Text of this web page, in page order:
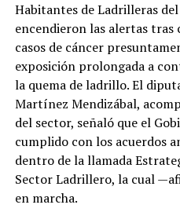
Habitantes de Ladrilleras
encendieron las alertas tras
casos de cáncer
exposición prolongada a
la quema de ladrillo. El
Martínez Mendizábal,
del sector, señaló que el
cumplido con los acuerdos
dentro de la llamada
Sector Ladrillero, la cual
en marcha.